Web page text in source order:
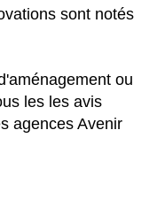
sont notés
ou
les les avis
agences Avenir